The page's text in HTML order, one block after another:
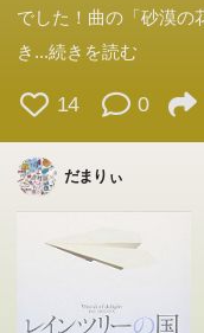
でした！曲の「砂漠
き ...続きを読む
14 0
だまりぃ